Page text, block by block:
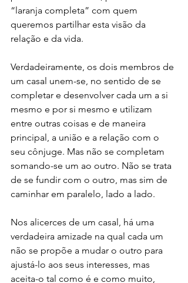
“laranja completa” com quem
queremos partilhar esta visão da
relação e da vida.
Verdadeiramente, os dois membros de
um casal unem-se, no sentido de se
completar e desenvolver cada um a si
mesmo e por si mesmo e utilizam
entre outras coisas e de maneira
principal, a união e a relação com o
seu cônjuge. Mas não se completam
somando-se um ao outro. Não se trata
de se fundir com o outro, mas sim de
caminhar em paralelo, lado a lado.
Nos alicerces de um casal, há uma
verdadeira amizade na qual cada um
não se propõe a mudar o outro para
ajustá-lo aos seus interesses, mas
aceita-o tal como é e como muito,